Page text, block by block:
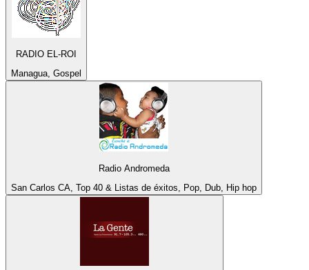
RADIO EL-ROI
Managua, Gospel
Radio Andromeda
San Carlos CA, Top 40 & Listas de éxitos, Pop, Dub, Hip hop